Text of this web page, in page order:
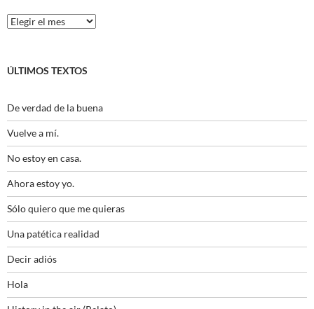
Histórico
ÚLTIMOS TEXTOS
De verdad de la buena
Vuelve a mí.
No estoy en casa.
Ahora estoy yo.
Sólo quiero que me quieras
Una patética realidad
Decir adiós
Hola